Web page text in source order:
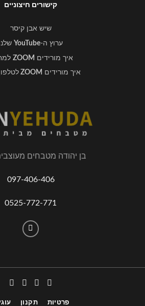
קישורים חיצוניים
שיש אבן קיסר
ערוץ ה-YouTube
איך מורידים ZOOM
איך מורידים ZOOM
בן יהודה מטבחים
097-406-406
0525-772-771
פרטיות תקנון